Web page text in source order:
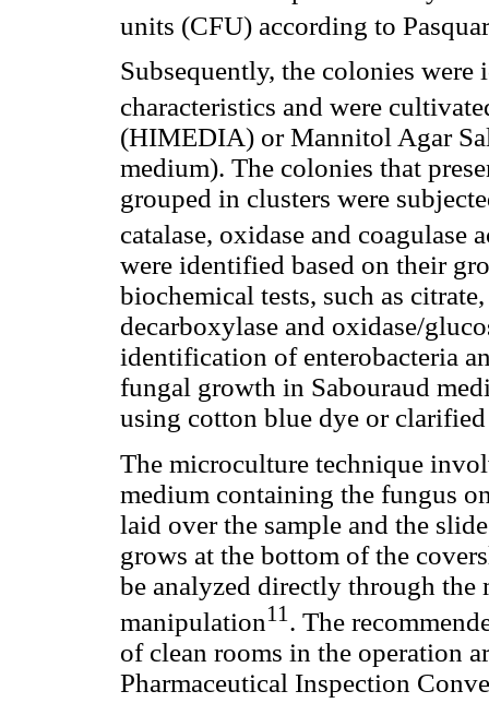
units (CFU) according to
Subsequently, the colonies
characteristics and were
(HIMEDIA) or Mannitol Agar
medium). The colonies that
grouped in clusters were
catalase, oxidase and coagulase
were identified based on their
biochemical tests, such as
decarboxylase and oxidase/
identification of enterobacteria
fungal growth in Sabouraud
using cotton blue dye or
The microculture technique
medium containing the fungus
laid over the sample and the
grows at the bottom of the
be analyzed directly through
manipulation11 . The
of clean rooms in the operation
Pharmaceutical Inspection